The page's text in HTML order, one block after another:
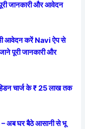
जानकारी और आवेदन
आवेदन करें Navi ऐप से
पूरी जानकारी और
चार्ज के ₹ 25 लाख तक
घर बैठे आसानी से भू